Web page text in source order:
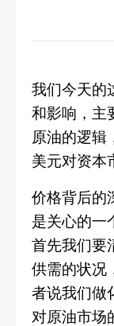
我们今天的
和影响，主
原油的逻辑
美元对资本
价格背后的
是关心的一
首先我们要
供需的状况
者说我们做
对原油市场